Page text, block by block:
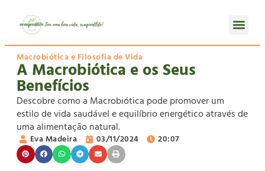
Macrobiótica e Filosofia de Vida
A Macrobiótica e os Seus
Benefícios
Descobre como a Macrobiótica pode promover um
estilo de vida saudável e equilíbrio energético através de
uma alimentação natural.
Eva Madeira 03/11/2024 20:07